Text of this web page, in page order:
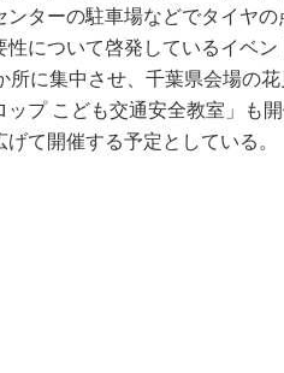
ンターの駐車場などでタイヤ
性について啓発しているイベ
所に集中させ、千葉県会場の
ップ こども交通安全教室」も
げて開催する予定としている。